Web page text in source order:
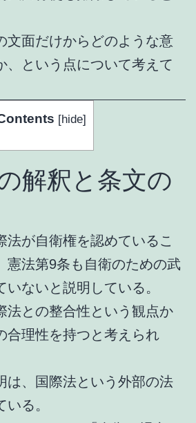
文面だけからどのような意
、という点について考えて
[hide]
解釈と条文の
法が自衛権を認めているこ
憲法第9条も自衛のための武
ないと説明している。
法との整合性という観点か
合理性を持つと考えられ
は、国際法という外部の法
る。